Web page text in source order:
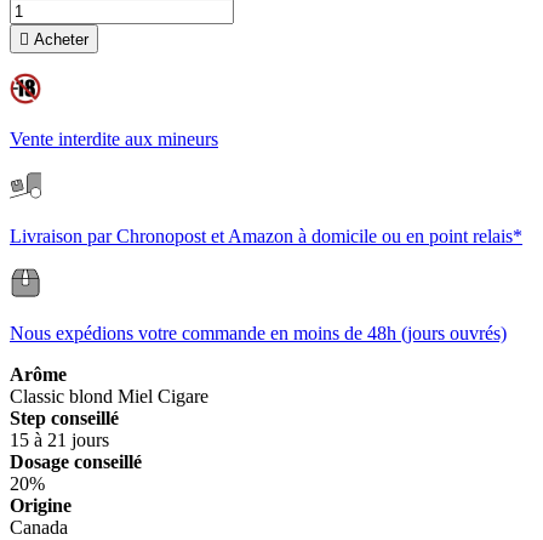
 Acheter
Vente interdite aux mineurs
Livraison par Chronopost et Amazon à domicile ou en point relais*
Nous expédions votre commande en moins de 48h (jours ouvrés)
Arôme
Classic blond Miel Cigare
Step conseillé
15 à 21 jours
Dosage conseillé
20%
Origine
Canada